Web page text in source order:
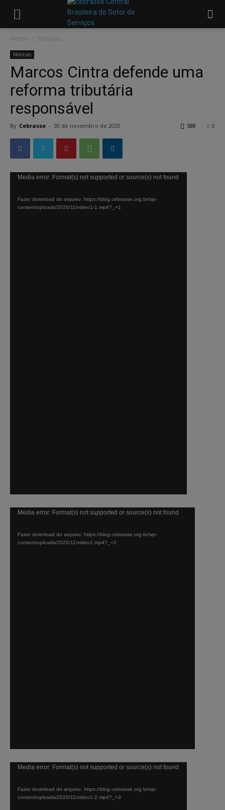
Home Notícias
Notícias
Marcos Cintra defende uma
reforma tributária
responsável
By Cebrasse - 30 de novembro de 2020 0
588
Tocador
vídeo
Media error: Format(s) not supported or source(s) not found
Fazer download do arquivo: https://blog.cebrasse.org.br/wp-
content/uploads/2020/11/video1-1.mp4?_=1
Tocador
vídeo
Media error: Format(s) not supported or source(s) not found
Fazer download do arquivo: https://blog.cebrasse.org.br/wp-
content/uploads/2020/11/video1.mp4?_=2
Tocador
vídeo
Media error: Format(s) not supported or source(s) not found
Fazer download do arquivo: https://blog.cebrasse.org.br/wp-
content/uploads/2020/11/video1-2.mp4?_=3